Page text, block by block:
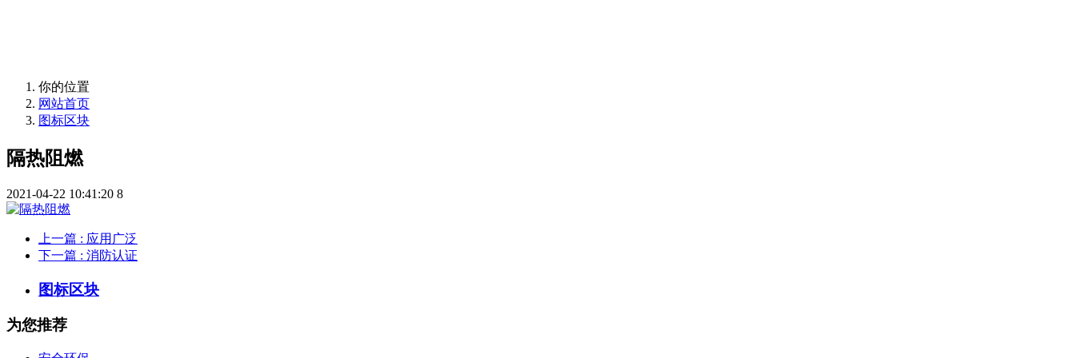
你的位置
网站首页
图标区块
隔热阻燃
2021-04-22 10:41:20 8
上一篇 : 应用广泛
下一篇 : 消防认证
图标区块
为您推荐